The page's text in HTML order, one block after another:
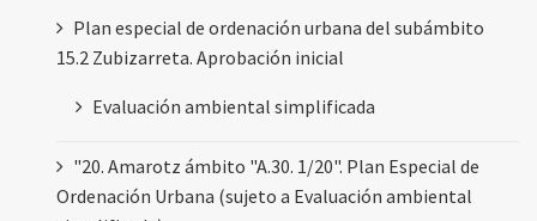
Plan especial de ordenación urbana del subámbito
15.2 Zubizarreta. Aprobación inicial
Evaluación ambiental simplificada
"20. Amarotz ámbito "A.30. 1/20". Plan Especial de
Ordenación Urbana (sujeto a Evaluación ambiental